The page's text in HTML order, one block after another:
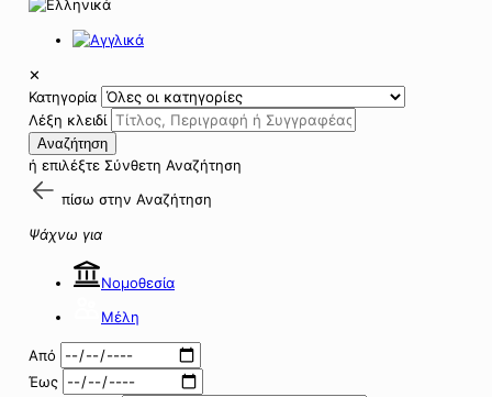
✕
Κατηγορία
Λέξη κλειδί
Αναζήτηση
ή επιλέξτε Σύνθετη Αναζήτηση
πίσω στην Αναζήτηση
Ψάχνω για
Νομοθεσία
Μέλη
Από
Έως